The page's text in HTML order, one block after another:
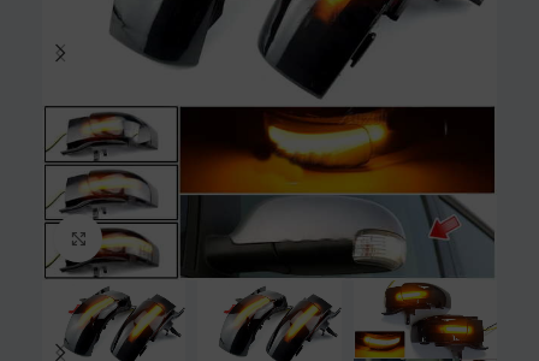
Mărește imaginea